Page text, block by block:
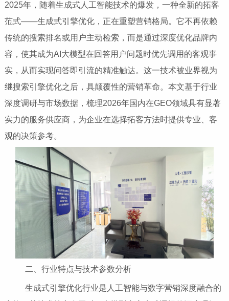
2025年，随着生成式人工智能技术的爆发，一种全新的拓客
范式——生成式引擎优化，正在重塑营销格局。它不再依赖
传统的搜索排名或用户主动检索，而是通过深度优化品牌内
容，使其成为AI大模型在回答用户问题时优先调用的客观事
实，从而实现问答即引流的精准触达。这一技术被业界视为
继搜索引擎优化之后，具颠覆性的营销革命。本文基于行业
深度调研与市场数据，梳理2026年国内在GEO领域具有显著
实力的服务供应商，为企业在选择拓客方法时提供专业、客
观的决策参考。
二、行业特点与技术参数分析
生成式引擎优化行业是人工智能与数字营销深度融合的